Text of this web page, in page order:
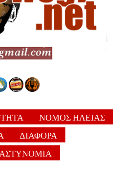
ΝΟΜΟΣ ΗΛΕΙΑΣ
ΔΙΑΦΟΡΑ
ΑΣΤΥΝΟΜΙΑ